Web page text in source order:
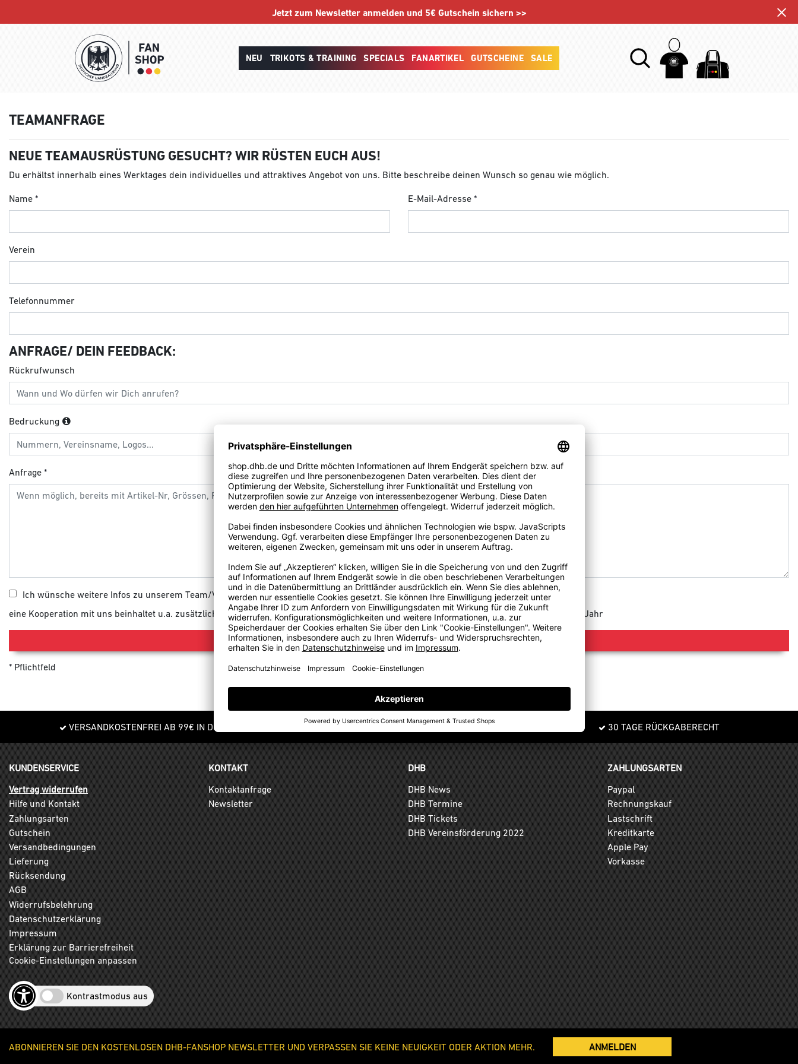
Jetzt zum Newsletter anmelden und 5€ Gutschein sichern >>
NEU TRIKOTS & TRAINING SPECIALS FANARTIKEL GUTSCHEINE SALE
TEAMANFRAGE
NEUE TEAMAUSRÜSTUNG GESUCHT? WIR RÜSTEN EUCH AUS!
Du erhältst innerhalb eines Werktages dein individuelles und attraktives Angebot von uns. Bitte beschreibe deinen Wunsch so genau wie möglich.
Name E-Mail-Adresse
Verein
Telefonnummer
ANFRAGE/ DEIN FEEDBACK:
Rückrufwunsch
Bedruckung
Anfrage
Ich wünsche weitere Infos zu unserem Team/Vereinskooperationskonzept
eine Kooperation mit uns beinhaltet u.a. zusätzliche Rabatte für alle Mitglieder des Kooperationspartners auch auf Einzelkäufe 365 Tage im Jahr
TEAMANFRAGE SENDEN
Pflichtfeld
VERSANDKOSTENFREI AB 99€ IN DE GELD-ZURÜCK-GARANTIE 30 TAGE RÜCKGABERECHT
KUNDENSERVICE
Vertrag widerrufen
Hilfe und Kontakt
Zahlungsarten
Gutschein
Versandbedingungen
Lieferung
Rücksendung
AGB
Widerrufsbelehrung
Datenschutzerklärung
Impressum
Erklärung zur Barrierefreiheit
Cookie-Einstellungen anpassen
Kontrastmodus aus
KONTAKT
Kontaktanfrage
Newsletter
DHB
DHB News
DHB Termine
DHB Tickets
DHB Vereinsförderung 2022
ZAHLUNGSARTEN
Paypal
Rechnungskauf
Lastschrift
Kreditkarte
Apple Pay
Vorkasse
ABONNIEREN SIE DEN KOSTENLOSEN DHB-FANSHOP NEWSLETTER UND VERPASSEN SIE KEINE NEUIGKEIT ODER AKTION MEHR. ANMELDEN